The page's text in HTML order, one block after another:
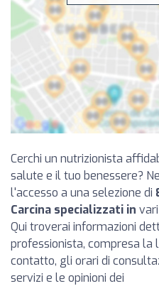
Cerchi un nutrizionista
salute e il tuo benessere?
l'accesso a una selezione di
Carcina specializzati in
Qui troverai informazioni
professionista, compresa la
contatto, gli orari di
servizi e le opinioni dei